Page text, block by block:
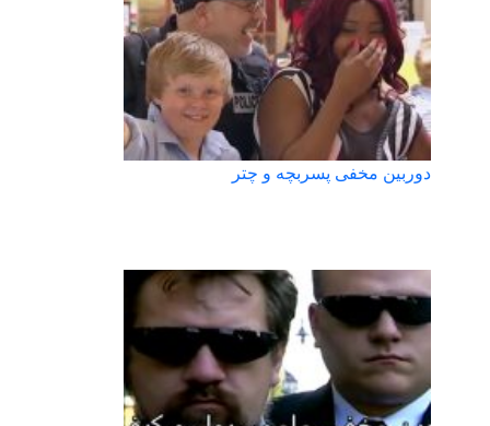
دوربین مخفی پسربچه و چتر